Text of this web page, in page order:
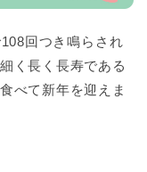
回つき鳴らされ
く長く長寿である
べて新年を迎えま